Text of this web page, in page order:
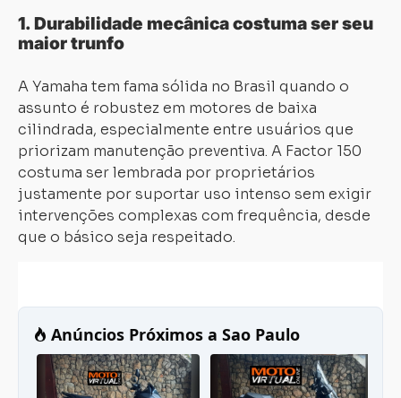
1. Durabilidade mecânica costuma ser seu
maior trunfo
A Yamaha tem fama sólida no Brasil quando o
assunto é robustez em motores de baixa
cilindrada, especialmente entre usuários que
priorizam manutenção preventiva. A Factor 150
costuma ser lembrada por proprietários
justamente por suportar uso intenso sem exigir
intervenções complexas com frequência, desde
que o básico seja respeitado.